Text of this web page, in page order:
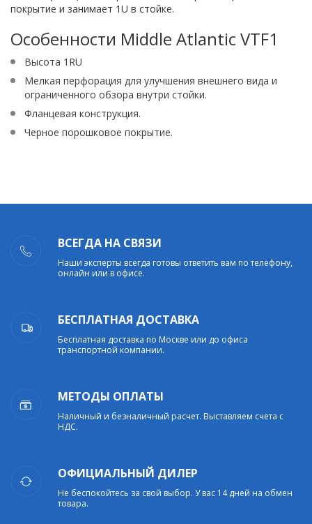
покрытие и занимает 1U в стойке.
Особенности Middle Atlantic VTF1
Высота 1RU
Мелкая перфорация для улучшения внешнего вида и
ограниченного обзора внутри стойки.
Фланцевая конструкция.
Черное порошковое покрытие.
ВСЕГДА НА СВЯЗИ
Наши эксперты всегда готовы ответить вам по телефону,
онлайн или в офисе.
БЕСПЛАТНАЯ ДОСТАВКА
Бесплатная доставка по Москве или до офиса
транспортной компании.
МЕТОДЫ ОПЛАТЫ
Наличный и безналичный расчет. Выставляем счета с
НДС.
ОФИЦИАЛЬНЫЙ ДИЛЕР
Не беспокойтесь за свой выбор. У вас 14 дней на обмен
товара.